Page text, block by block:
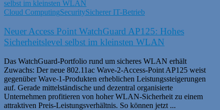
Cloud ComputingSecuritySicherer IT-Betrieb
Neuer Access Point WatchGuard AP125: Hohes
Sicherheitslevel selbst im kleinsten WLAN
Das WatchGuard-Portfolio rund um sicheres WLAN erhält
Zuwachs: Der neue 802.11ac Wave-2-Access-Point AP125 weist
gegenüber Wave-1-Produkten erheblichen Leistungssteigerungen
auf. Gerade mittelständische und dezentral organisierte
Unternehmen profitieren von hoher WLAN-Sicherheit zu einem
attraktiven Preis-Leistungsverhältnis. So können jetzt ...